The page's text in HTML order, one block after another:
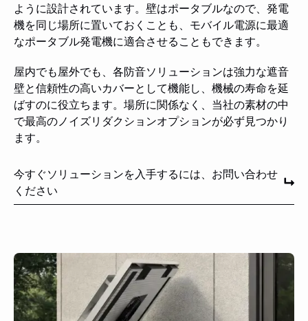
ように設計されています。壁はポータブルなので、発電
機を同じ場所に置いておくことも、モバイル電源に最適
なポータブル発電機に適合させることもできます。
屋内でも屋外でも、各防音ソリューションは強力な遮音
壁と信頼性の高いカバーとして機能し、機械の寿命を延
ばすのに役立ちます。場所に関係なく、当社の素材の中
で最高のノイズリダクションオプションが必ず見つかり
ます。
今すぐソリューションを入手するには、お問い合わせ
ください
今すぐソリューションを入手するには、お問い合わせくだ